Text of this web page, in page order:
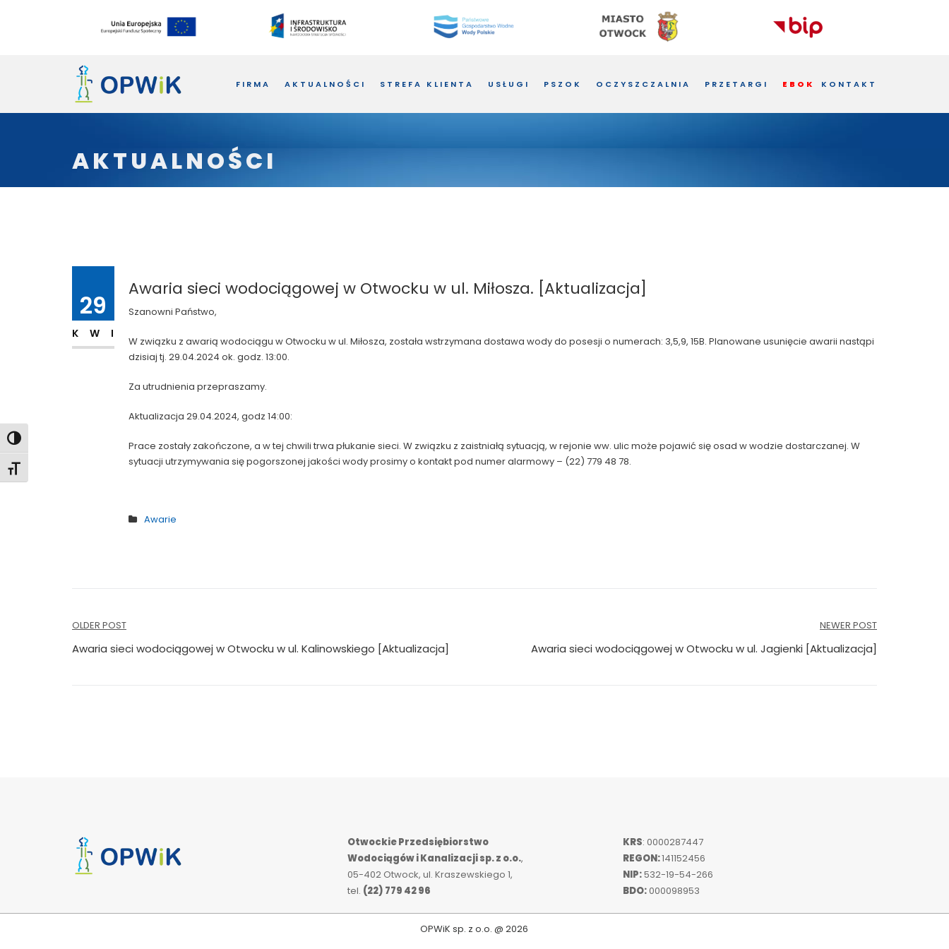
Toggle High Contrast
Toggle Font size
FIRMA AKTUALNOŚCI STREFA KLIENTA USŁUGI PSZOK OCZYSZCZALNIA PRZETARGI EBOK KONTAKT
AKTUALNOŚCI
29
KWI
Awaria sieci wodociągowej w Otwocku w ul. Miłosza. [Aktualizacja]
Szanowni Państwo,
W związku z awarią wodociągu w Otwocku w ul. Miłosza, została wstrzymana dostawa wody do posesji o numerach: 3,5,9, 15B. Planowane usunięcie awarii nastąpi
dzisiaj tj. 29.04.2024 ok. godz. 13:00.
Za utrudnienia przepraszamy.
Aktualizacja 29.04.2024, godz 14:00:
Prace zostały zakończone, a w tej chwili trwa płukanie sieci. W związku z zaistniałą sytuacją, w rejonie ww. ulic może pojawić się osad w wodzie dostarczanej. W
sytuacji utrzymywania się pogorszonej jakości wody prosimy o kontakt pod numer alarmowy – (22) 779 48 78.
Awarie
Nawigacja
wpisu
OLDER POST
Awaria sieci wodociągowej w Otwocku w ul. Kalinowskiego [Aktualizacja]
NEWER POST
Awaria sieci wodociągowej w Otwocku w ul. Jagienki [Aktualizacja]
Otwockie Przedsiębiorstwo
Wodociągów i Kanalizacji sp. z o.o.,
05-402 Otwock, ul. Kraszewskiego 1,
tel. (22) 779 42 96
KRS: 0000287447
REGON:141152456
NIP:532-19-54-266
BDO:000098953
OPWiK sp. z o.o. @ 2026